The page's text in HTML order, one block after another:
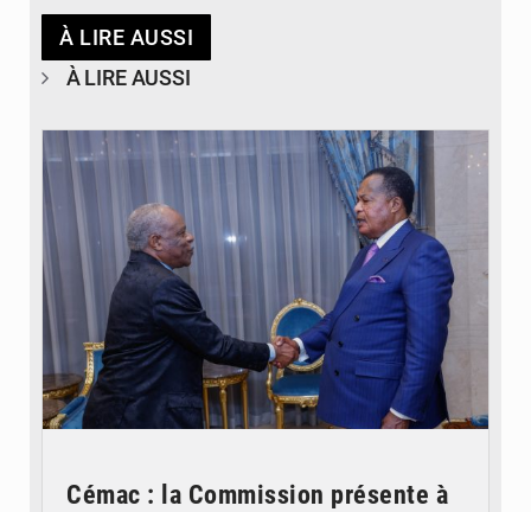
À LIRE AUSSI
À LIRE AUSSI
Cémac : la Commission présente à